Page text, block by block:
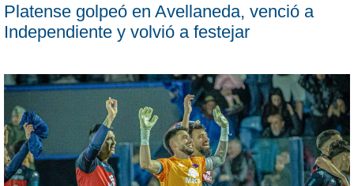
Platense golpeó en Avellaneda, venció a
Independiente y volvió a festejar